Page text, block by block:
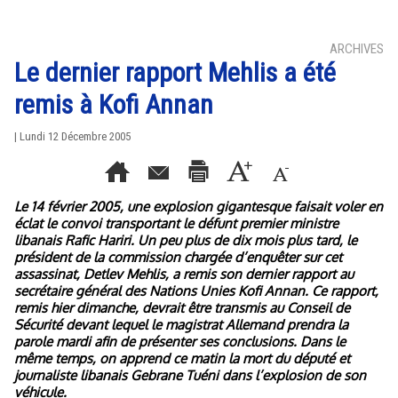
ARCHIVES
Le dernier rapport Mehlis a été
remis à Kofi Annan
| Lundi 12 Décembre 2005
Le 14 février 2005, une explosion gigantesque faisait voler en
éclat le convoi transportant le défunt premier ministre
libanais Rafic Hariri. Un peu plus de dix mois plus tard, le
président de la commission chargée d’enquêter sur cet
assassinat, Detlev Mehlis, a remis son dernier rapport au
secrétaire général des Nations Unies Kofi Annan. Ce rapport,
remis hier dimanche, devrait être transmis au Conseil de
Sécurité devant lequel le magistrat Allemand prendra la
parole mardi afin de présenter ses conclusions. Dans le
même temps, on apprend ce matin la mort du député et
journaliste libanais Gebrane Tuéni dans l’explosion de son
véhicule.